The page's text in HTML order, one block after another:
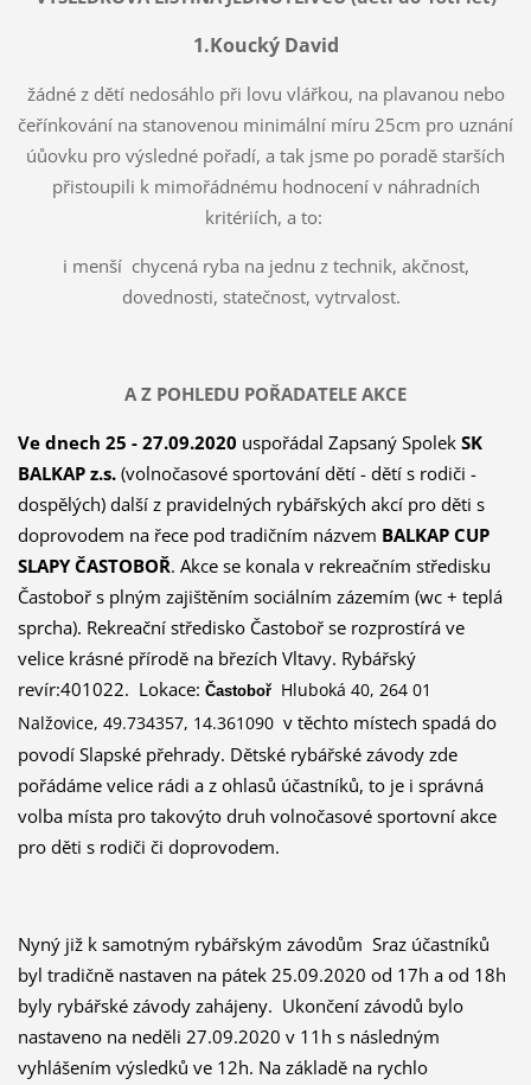
1.Koucký David
žádné z dětí nedosáhlo při lovu vlářkou, na plavanou nebo
čeřínkování na stanovenou minimální míru 25cm pro uznání
úůovku pro výsledné pořadí, a tak jsme po poradě starších
přistoupili k mimořádnému hodnocení v náhradních
kritériích, a to:
i menší chycená ryba na jednu z technik, akčnost,
dovednosti, statečnost, vytrvalost.
A Z POHLEDU POŘADATELE AKCE
Ve dnech 25 - 27.09.2020 uspořádal Zapsaný Spolek SK
BALKAP z.s. (volnočasové sportování dětí - dětí s rodiči -
dospělých) další z pravidelných rybářských akcí pro děti s
doprovodem na řece pod tradičním názvem BALKAP CUP
SLAPY ČASTOBOŘ. Akce se konala v rekreačním středisku
Častoboř s plným zajištěním sociálním zázemím (wc + teplá
sprcha). Rekreační středisko Častoboř se rozprostírá ve
velice krásné přírodě na březích Vltavy. Rybářský
revír:401022. Lokace: Častoboř Hluboká 40, 264 01
Nalžovice, 49.734357, 14.361090 v těchto místech spadá do
povodí Slapské přehrady. Dětské rybářské závody zde
pořádáme velice rádi a z ohlasů účastníků, to je i správná
volba místa pro takovýto druh volnočasové sportovní akce
pro děti s rodiči či doprovodem.
Nyný již k samotným rybářským závodům Sraz účastníků
byl tradičně nastaven na pátek 25.09.2020 od 17h a od 18h
byly rybářské závody zahájeny. Ukončení závodů bylo
nastaveno na neděli 27.09.2020 v 11h s následným
vyhlášením výsledků ve 12h. Na základě na rychlo